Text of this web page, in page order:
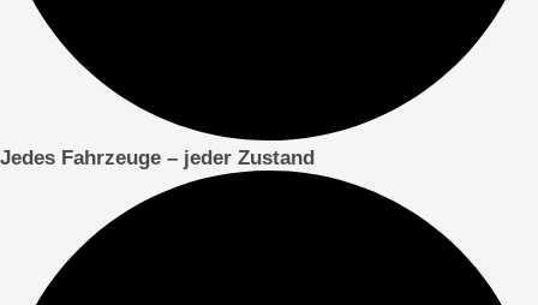
Jedes Fahrzeuge – jeder Zustand